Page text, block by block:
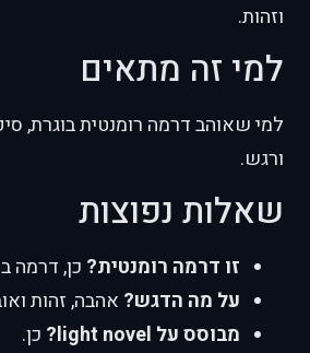
וזהות.
למי זה מתאים
למי שאוהב דרמה רומנטית בוגרת,
ורגש.
שאלות נפוצות
זו דרמה רומנטית? כן, דרמה
על מה הדגש? אהבה, זהות
מבוסס על light novel?
כן.